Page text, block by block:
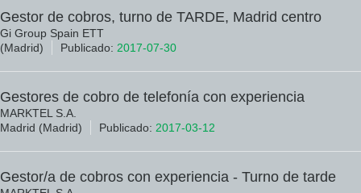
Gestor de cobros, turno de TARDE, Madrid centro
Gi Group Spain ETT
(Madrid)
Publicado: 2017-07-30
Gestores de cobro de telefonía con experiencia
MARKTEL S.A.
Madrid (Madrid)
Publicado: 2017-03-12
Gestor/a de cobros con experiencia - Turno de tarde